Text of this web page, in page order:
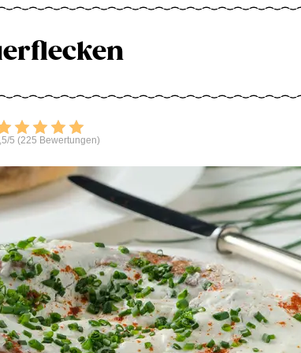
Bewerten
5 (225 Bewertungen)